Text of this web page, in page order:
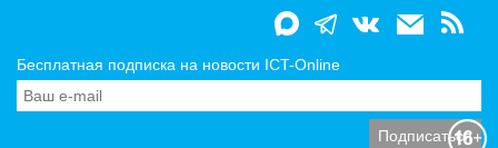
Бесплатная подписка на новости ICT-Online